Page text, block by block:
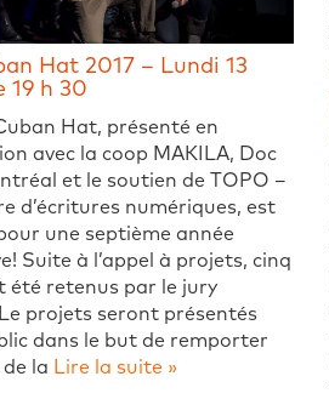
Hat 2017 – Lundi 13
19 h 30
Hat, présenté en
avec la coop MAKILA, Doc
et le soutien de TOPO –
d’écritures numériques, est
une septième année
Suite à l’appel à projets, cinq
été retenus par le jury
Le projets seront présentés
dans le but de remporter
la Lire la suite »